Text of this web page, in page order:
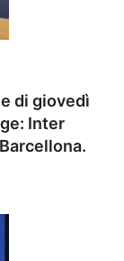
di giovedì
Inter